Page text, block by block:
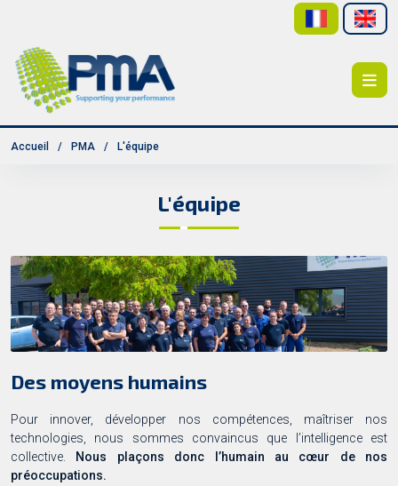
Accueil PMA L'équipe
L'équipe
Des moyens humains
Pour innover, développer nos compétences, maîtriser nos
technologies, nous sommes convaincus que l’intelligence est
collective.
Nous plaçons donc l’humain au cœur de nos
préoccupations.